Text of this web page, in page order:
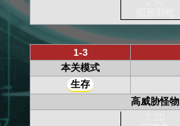
1-3
本关模式
生存
高威胁怪物